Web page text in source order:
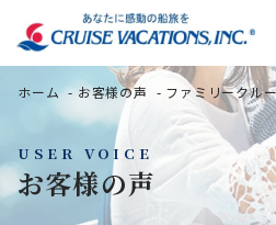
USER VOICE
お客様の声
ホーム -お客様の声 - ファミリークル